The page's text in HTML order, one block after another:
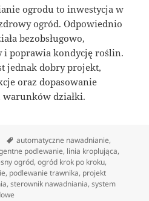
ogrodu to inwestycja w
ogród. Odpowiednio
bezobsługowo,
i poprawia kondycję roślin.
jednak dobry projekt,
oraz dopasowanie
działki.
Tagi
automatyczne nawadnianie,
podlewanie, linia kroplująca,
ogród,ogród krok po kroku,
, podlewanie trawnika, projekt
,sterownik nawadniania,system